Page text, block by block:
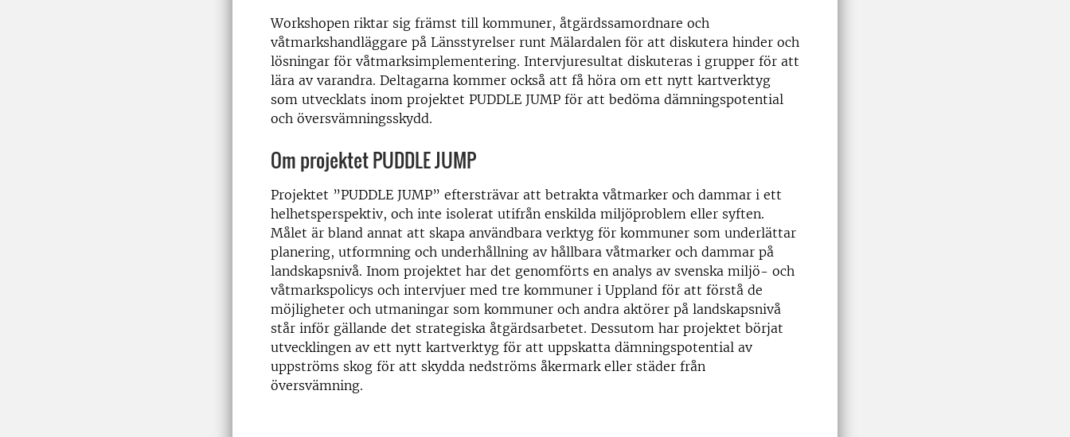
Workshopen riktar sig främst till kommuner, åtgärdssamordnare och
våtmarkshandläggare på Länsstyrelser runt Mälardalen för att diskutera hinder och
lösningar för våtmarksimplementering. Intervjuresultat diskuteras i grupper för att
lära av varandra. Deltagarna kommer också att få höra om ett nytt kartverktyg
som utvecklats inom projektet PUDDLE JUMP för att bedöma dämningspotential
och översvämningsskydd.
Om projektet PUDDLE JUMP
Projektet ”PUDDLE JUMP” eftersträvar att betrakta våtmarker och dammar i ett
helhetsperspektiv, och inte isolerat utifrån enskilda miljöproblem eller syften.
Målet är bland annat att skapa användbara verktyg för kommuner som underlättar
planering, utformning och underhållning av hållbara våtmarker och dammar på
landskapsnivå. Inom projektet har det genomförts en analys av svenska miljö- och
våtmarkspolicys och intervjuer med tre kommuner i Uppland för att förstå de
möjligheter och utmaningar som kommuner och andra aktörer på landskapsnivå
står inför gällande det strategiska åtgärdsarbetet. Dessutom har projektet börjat
utvecklingen av ett nytt kartverktyg för att uppskatta dämningspotential av
uppströms skog för att skydda nedströms åkermark eller städer från
översvämning.